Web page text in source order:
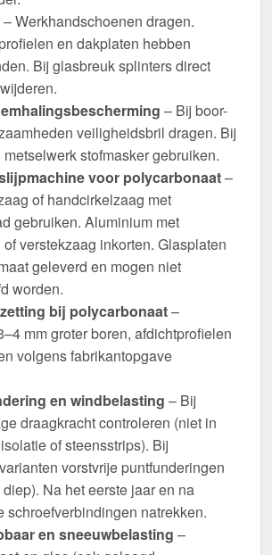
– Werkhandschoenen dragen.
en dakplaten hebben
Bij glasbreuk splinters direct
– Bij boor-
veiligheidsbril dragen. Bij
stofmasker gebruiken.
voor polycarbonaat–
of handcirkelzaag met
gebruiken. Aluminium met
verstekzaag inkorten. Glasplaten
geleverd en mogen niet
worden.
bij polycarbonaat–
mm groter boren, afdichtprofielen
volgens fabrikantopgave
en windbelasting – Bij
draagkracht controleren (niet in
of steensstrips). Bij
vorstvrije puntfunderingen
Na het eerste jaar en na
schroefverbindingen natrekken.
en sneeuwbelasting –